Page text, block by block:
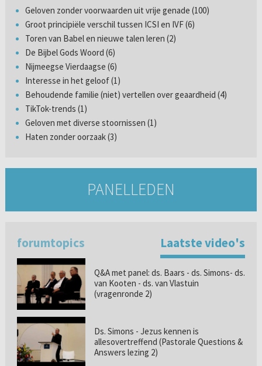
Geloven zonder voorwaarden uit vrije genade (100)
Groot principiële verschil tussen ICSI en IVF (6)
Toren van Babel en nieuwe talen leren (2)
De Bijbel Gods Woord (6)
Nijmeegse Vierdaagse (6)
Interesse in het geloof (1)
Behoudende familie (niet) vertellen over geaardheid (4)
TikTok-trends (1)
Geloven met diverse stoornissen (1)
Haten zonder oorzaak (3)
PANELLEDEN
forumtopics Laatste video's
Q&A met panel: ds. Baars - ds. Simons- ds.
van Kooten - ds. van Vlastuin
(vragenronde 2)
Ds. Simons - Jezus kennen is
allesovertreffend (Pastorale Questions &
Answers lezing 2)